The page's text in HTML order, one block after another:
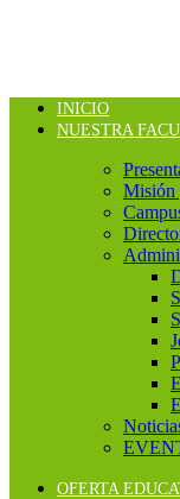
INICIO
NUESTRA
Misión
OFERTA